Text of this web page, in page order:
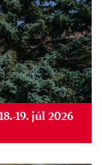
19. júl 2026